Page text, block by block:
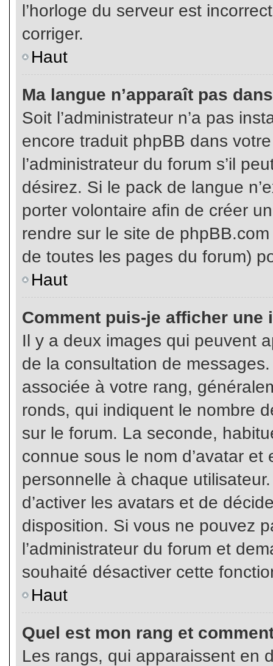
l’horloge du serveur est
corriger.
Haut
Ma langue n’apparaît pas
Soit l’administrateur n’a pas
encore traduit phpBB dans
l’administrateur du forum s’il
désirez. Si le pack de langue
porter volontaire afin de créer
rendre sur le site de
de toutes les pages du forum)
Haut
Comment puis-je afficher une
Il y a deux images qui peuvent
de la consultation de
associée à votre rang,
ronds, qui indiquent le nombre
sur le forum. La seconde,
connue sous le nom d’avatar
personnelle à chaque
d’activer les avatars et de
disposition. Si vous ne pouvez
l’administrateur du forum et
souhaité désactiver cette
Haut
Quel est mon rang et
Les rangs, qui apparaissent en